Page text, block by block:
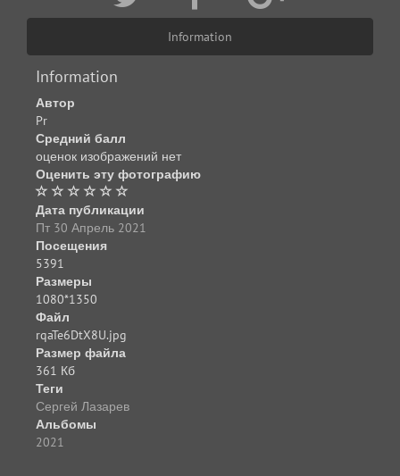
Information
Information
Автор
Pr
Средний балл
оценок изображений нет
Оценить эту фотографию
Дата публикации
Пт 30 Апрель 2021
Посещения
5391
Размеры
1080*1350
Файл
rqaTe6DtX8U.jpg
Размер файла
361 Кб
Теги
Сергей Лазарев
Альбомы
2021